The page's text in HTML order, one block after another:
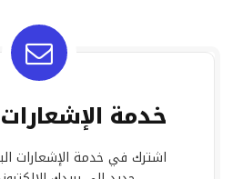
خدمة
اشترك في خدمة الإشعارات